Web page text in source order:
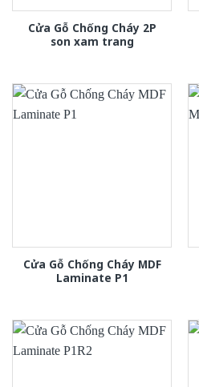
Cửa Gỗ Chống Cháy 2P
son xam trang
Cửa Gỗ Chống Cháy MDF
Laminate P1